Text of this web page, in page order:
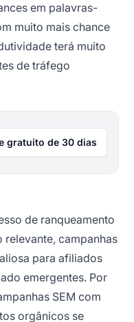
em palavras-
muito mais chance
terá muito
de tráfego
gratuito de 30 dias
de ranqueamento
relevante, campanhas
para afiliados
emergentes. Por
SEM com
orgânicos se